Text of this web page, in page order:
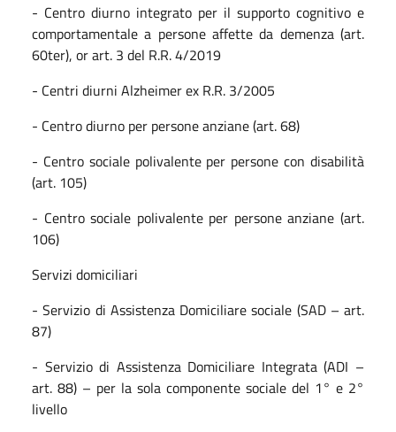
- Centro diurno integrato per il supporto cognitivo e
comportamentale a persone affette da demenza (art.
60ter), or art. 3 del R.R. 4/2019
- Centri diurni Alzheimer ex R.R. 3/2005
- Centro diurno per persone anziane (art. 68)
- Centro sociale polivalente per persone con disabilità
(art. 105)
- Centro sociale polivalente per persone anziane (art.
106)
Servizi domiciliari
- Servizio di Assistenza Domiciliare sociale (SAD – art.
87)
- Servizio di Assistenza Domiciliare Integrata (ADI –
art. 88) – per la sola componente sociale del 1° e 2°
livello